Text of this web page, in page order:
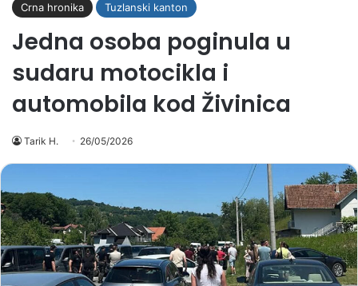
Crna hronika Tuzlanski kanton
Jedna osoba poginula u
sudaru motocikla i
automobila kod Živinica
Tarik H. 26/05/2026